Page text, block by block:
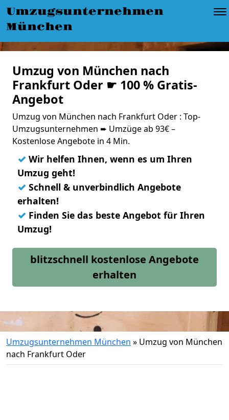
Umzugsunternehmen
München
Umzug von München nach
Frankfurt Oder ☛ 100 % Gratis-
Angebot
Umzug von München nach Frankfurt Oder : Top-
Umzugsunternehmen ➨ Umzüge ab 93€ –
Kostenlose Angebote in 4 Min.
✓ Wir helfen Ihnen, wenn es um Ihren
Umzug geht!
✓ Schnell & unverbindlich Angebote
erhalten!
✓ Finden Sie das beste Angebot für Ihren
Umzug!
blitzschnell kostenlose Angebote
erhalten
Umzugsunternehmen München » Umzug von München
nach Frankfurt Oder